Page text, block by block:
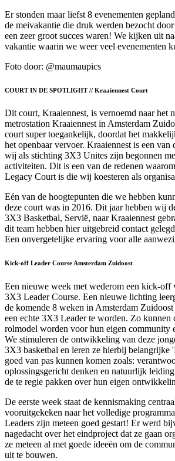
Er stonden maar liefst 8 evenementen
de meivakantie die druk werden bezocht door
een zeer groot succes waren! We kijken uit
vakantie waarin we weer veel evenementen
Foto door: @maumaupics
COURT IN DE SPOTLIGHT // Kraaiennest Court
Dit court, Kraaiennest, is vernoemd naar het
metrostation Kraaiennest in Amsterdam
court super toegankelijk, doordat het
het openbaar vervoer. Kraaiennest is een van
wij als stichting 3X3 Unites zijn begonnen
activiteiten. Dit is een van de redenen
Legacy Court is die wij koesteren als
Eén van de hoogtepunten die we hebben
deze court was in 2016. Dit jaar hebben wij
3X3 Basketbal, Servië, naar Kraaiennest
dit team hebben hier uitgebreid contact
Een onvergetelijke ervaring voor alle
Kick-off Leader Course Amsterdam Zuidoost
Een nieuwe week met wederom een kick-off
3X3 Leader Course. Een nieuwe lichting
de komende 8 weken in Amsterdam
een echte 3X3 Leader te worden. Zo kunnen
rolmodel worden voor hun eigen community
We stimuleren de ontwikkeling van deze
3X3 basketbal en leren ze hierbij belangrijke
goed van pas kunnen komen zoals:
oplossingsgericht denken en natuurlijk
de te regie pakken over hun eigen
De eerste week staat de kennismaking
vooruitgekeken naar het volledige
Leaders zijn meteen goed gestart! Er werd
nagedacht over het eindproject dat ze gaan
ze meteen al met goede ideeën om de
uit te bouwen.